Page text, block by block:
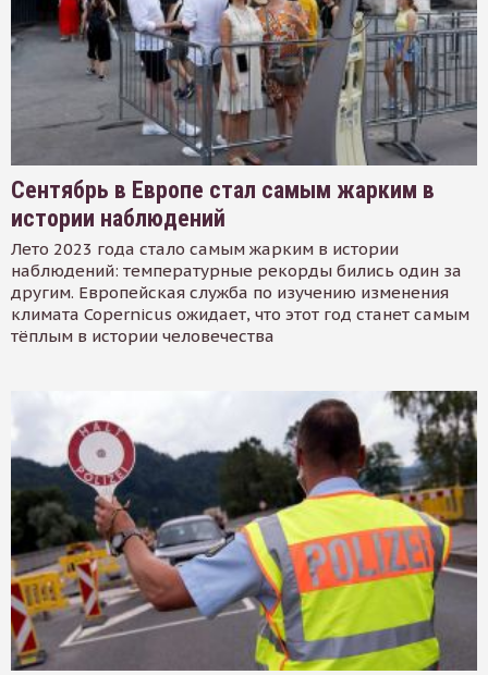
Сентябрь в Европе стал самым жарким в
истории наблюдений
Лето 2023 года стало самым жарким в истории
наблюдений: температурные рекорды бились один за
другим. Европейская служба по изучению изменения
климата Copernicus ожидает, что этот год станет самым
тёплым в истории человечества